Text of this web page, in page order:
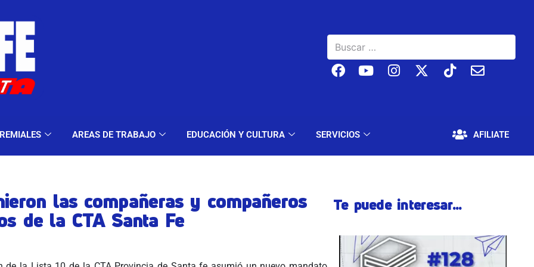
AREAS DE TRABAJO EDUCACIÓN Y CULTURA SERVICIOS AFILIATE
Y MODALIDADES GREMIALES AREAS DE TRABAJO EDUCACIÓN Y CULTURA SERVICIOS
las compañeras y compañeros
de la CTA Santa Fe
Te puede interesar...